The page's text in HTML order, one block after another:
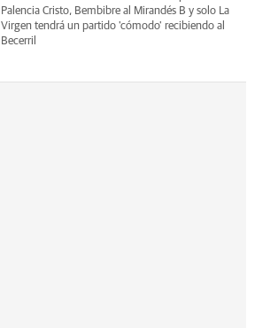
Palencia Cristo, Bembibre al Mirandés B y solo La
Virgen tendrá un partido 'cómodo' recibiendo al
Becerril